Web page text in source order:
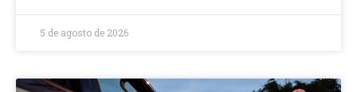
5 de agosto de 2026